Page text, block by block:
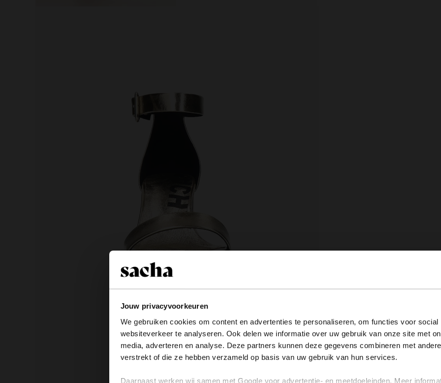
Jouw privacyvoorkeuren
We gebruiken cookies om content en advertenties te personaliseren, om functies voor
websiteverkeer te analyseren. Ook delen we informatie over uw gebruik van onze site met
media, adverteren en analyse. Deze partners kunnen deze gegevens combineren met
verstrekt of die ze hebben verzameld op basis van uw gebruik van hun services.
Daarnaast werken wij samen met Google voor advertentie- en meetdoeleinden. Meer
View this website in English?
It looks like your language isn't Dutch. Would you like to
switch to English?